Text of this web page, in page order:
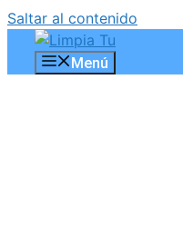
Saltar al contenido
Menú